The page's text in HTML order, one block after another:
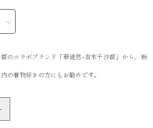
のコラボブランド「華徒然×吉木千沙都」から、新
の着物好きの方にもお勧めです。